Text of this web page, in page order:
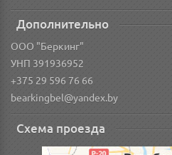
Дополнительно
ООО "Беркинг"
УНП 391936952
+375 29 596 76 66
bearkingbel@yandex.by
Схема проезда